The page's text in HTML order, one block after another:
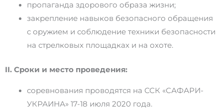
пропаганда здорового образа жизни;
закрепление навыков безопасного обращения
с оружием и соблюдение техники безопасности
на стрелковых площадках и на охоте.
II. Сроки и место проведения:
соревнования проводятся на ССК «САФАРИ-
УКРАИНА» 17-18 июля 2020 года.